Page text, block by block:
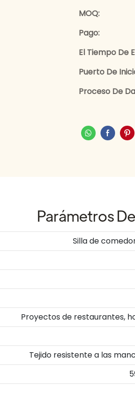
MOQ:
Pago:
El Tiempo De
Puerto De
Proceso De
Parámetros
Silla de
Proyectos de restaurantes,
Tejido resistente a las